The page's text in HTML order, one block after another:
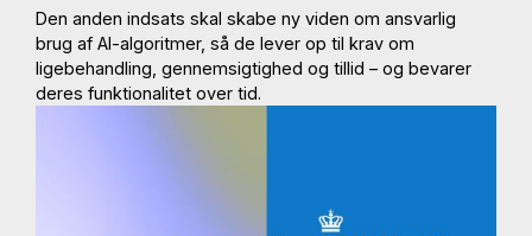
Den anden indsats skal skabe ny viden om ansvarlig
brug af AI-algoritmer, så de lever op til krav om
ligebehandling, gennemsigtighed og tillid – og bevarer
deres funktionalitet over tid.